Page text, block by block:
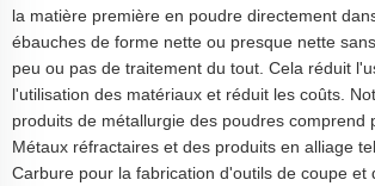
la matière première en poudre directement
ébauches de forme nette ou presque nette
peu ou pas de traitement du tout. Cela réduit
l'utilisation des matériaux et réduit les coûts.
produits de métallurgie des poudres comprend
Métaux réfractaires et des produits en alliage
Carbure pour la fabrication d'outils de coupe et